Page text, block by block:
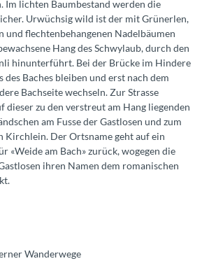
Im lichten Baumbestand werden die
Urwüchsig wild ist der mit Grünerlen,
und flechtenbehangenen Nadelbäumen
Hang des Schwylaub, durch den
hinunterführt. Bei der Brücke im Hindere
des Baches bleiben und erst nach dem
Bachseite wechseln. Zur Strasse
dieser zu den verstreut am Hang liegenden
am Fusse der Gastlosen und zum
Kirchlein. Der Ortsname geht auf ein
«Weide am Bach» zurück, wogegen die
ihren Namen dem romanischen
Wanderwege